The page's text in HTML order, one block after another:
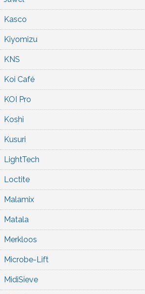
Kasco
Kiyomizu
KNS
Koi Café
KOI Pro
Koshi
Kusuri
LightTech
Loctite
Malamix
Matala
Merkloos
Microbe-Lift
MidiSieve